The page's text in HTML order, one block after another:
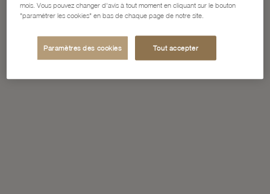
mois. Vous pouvez changer d'avis à tout moment en cliquant sur le bouton
"paramétrer les cookies" en bas de chaque page de notre site.
Paramètres des cookies Tout accepter